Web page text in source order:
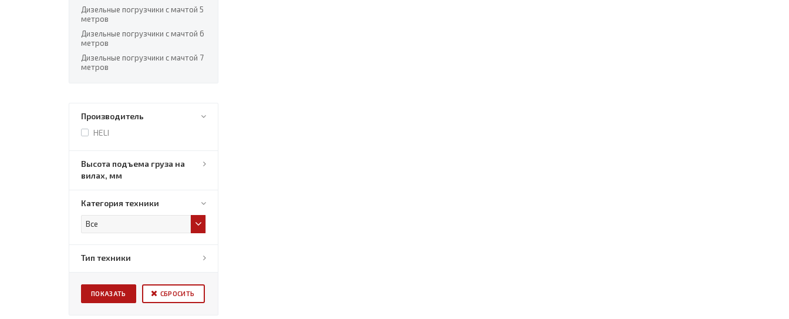
Дизельные погрузчики с мачтой 5
метров
Дизельные погрузчики с мачтой 6
метров
Дизельные погрузчики с мачтой 7
метров
Производитель
HELI
Высота подъема груза на
вилах, мм
Категория техники
Все
Тип техники
СБРОСИТЬ